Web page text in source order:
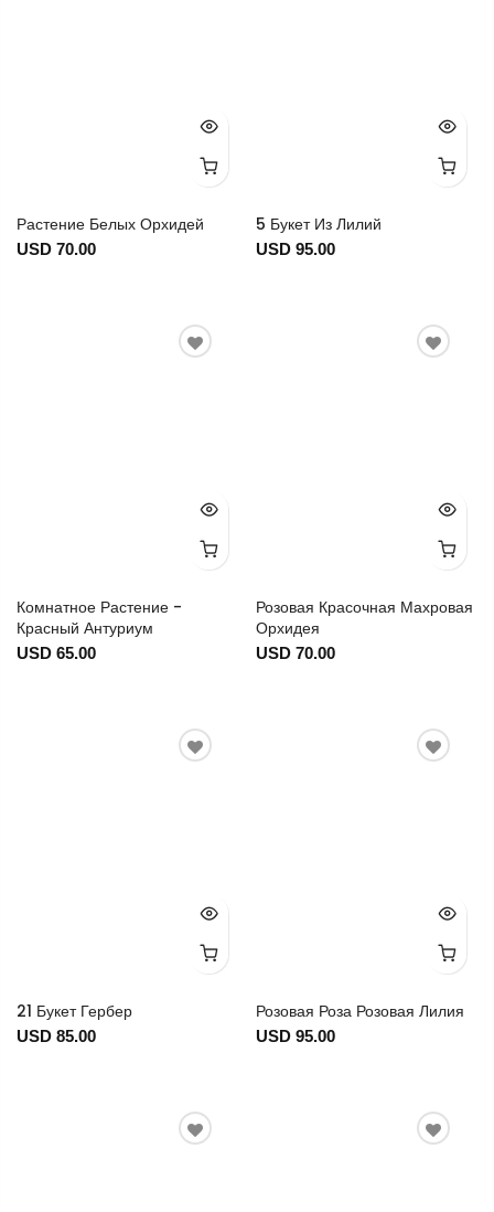
Растение Белых Орхидей
USD 70.00
5 Букет Из Лилий
USD 95.00
Комнатное Растение -
Красный Антуриум
USD 65.00
Розовая Красочная Махровая
Орхидея
USD 70.00
21 Букет Гербер
USD 85.00
Розовая Роза Розовая Лилия
USD 95.00